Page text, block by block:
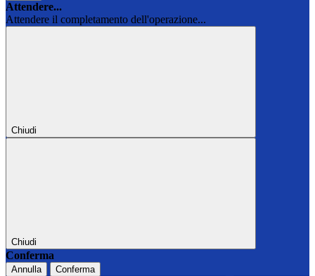
Attendere...
Attendere il completamento dell'operazione...
Chiudi
Chiudi
Conferma
Annulla Conferma